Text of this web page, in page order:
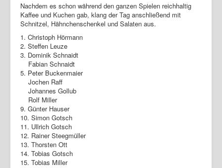
Nachdem es schon während den ganzen Spielen reichhaltig
Kaffee und Kuchen gab, klang der Tag anschließend mit
Schnitzel, Hähnchenschenkel und Salaten aus.
1. Christoph Hörmann
2. Steffen Leuze
3. Dominik Schnaidt
Fabian Schnaidt
5. Peter Buckenmaier
Jochen Raff
Johannes Gollub
Rolf Miller
9. Günter Hauser
10. Simon Gotsch
11. Ullrich Gotsch
12. Rainer Steegmüller
13. Thorsten Ott
14. Tobias Gotsch
15. Tobias Miller